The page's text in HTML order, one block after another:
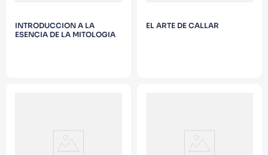
INTRODUCCION A LA
ESENCIA DE LA MITOLOGIA
EL ARTE DE CALLAR